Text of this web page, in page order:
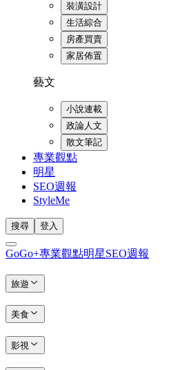
裝潢設計
生活綜合
房產買賣
家居佈置
藝文
小說連載
政論人文
散文筆記
專業觀點
明星
SEO週報
StyleMe
搜尋 登入
GoGo+專業觀點明星SEO週報
旅遊
美食
影視